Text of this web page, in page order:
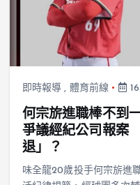
即時報導 , 體育前線
何宗旂進職棒不到
爭議經紀公司報案
退」？
味全龍20歲投手何宗旂進